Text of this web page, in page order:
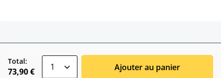
Total:
73,90 € Ajouter au panier